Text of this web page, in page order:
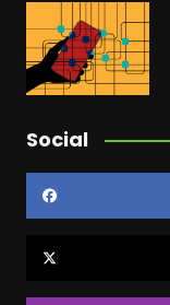
Social